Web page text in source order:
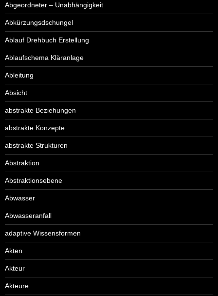
Abgeordneter – Unabhängigkeit
Abkürzungsdschungel
Ablauf Drehbuch Erstellung
Ablaufschema Kläranlage
Ableitung
Absicht
abstrakte Beziehungen
abstrakte Konzepte
abstrakte Strukturen
Abstraktion
Abstraktionsebene
Abwasser
Abwasseranfall
adaptive Wissensformen
Akten
Akteur
Akteure